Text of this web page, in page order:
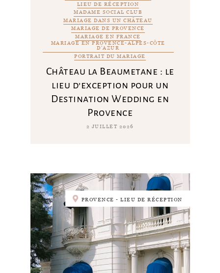
LIEU DE RÉCEPTION
MADAME SOCIAL CLUB
MARIAGE DANS UN CHÂTEAU
MARIAGE DE PROVENCE
MARIAGE EN FRANCE
MARIAGE EN PROVENCE-ALPES-CÔTE
D'AZUR
PORTRAIT DU MARIAGE
Château la Beaumetane : le
lieu d’exception pour un
Destination Wedding en
Provence
2 JUILLET 2026
PROVENCE - LIEU DE RÉCEPTION